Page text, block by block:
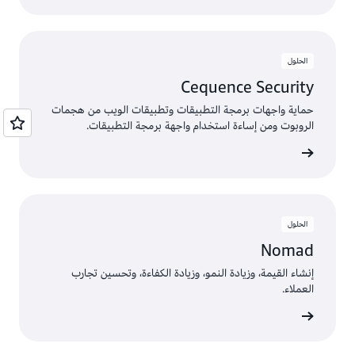
الحلول
Cequence Security
حماية واجهات برمجة التطبيقات وتطبيقات الويب من هجمات
الروبوت ومن إساءة استخدام واجهة برمجة التطبيقات.
الحلول
Nomad
إنشاء القيمة، وزيادة النمو، وزيادة الكفاءة، وتحسين تجارب
العملاء.